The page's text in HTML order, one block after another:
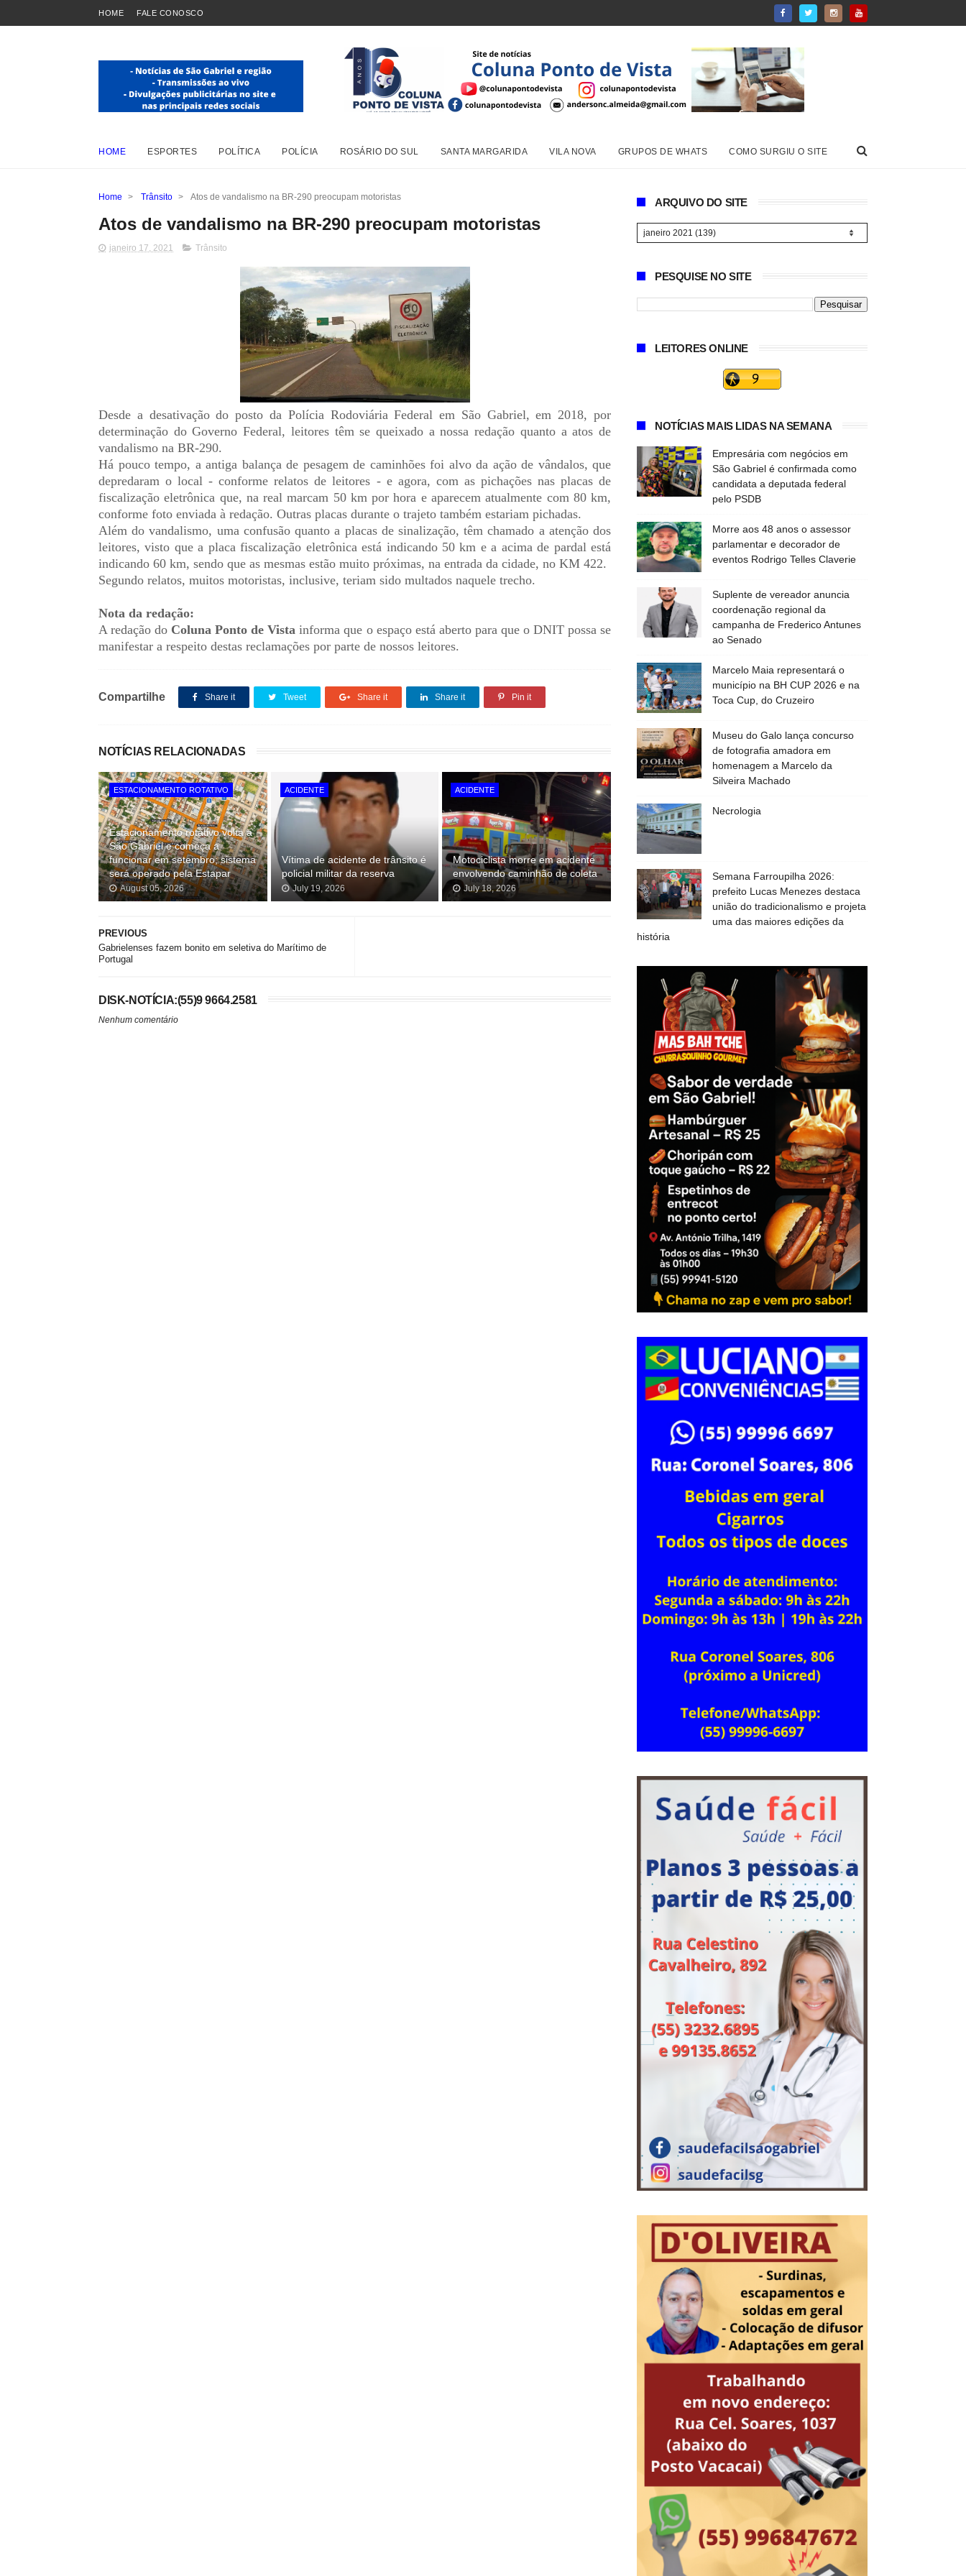
HOME FALE CONOSCO
HOME ESPORTES POLÍTICA POLÍCIA ROSÁRIO DO SUL SANTA MARGARIDA VILA NOVA GRUPOS DE WHATS COMO SURGIU O SITE
Home > Trânsito > Atos de vandalismo na BR-290 preocupam motoristas
Atos de vandalismo na BR-290 preocupam motoristas
janeiro 17, 2021 Trânsito
Desde a desativação do posto da Polícia Rodoviária Federal em São Gabriel, em 2018, por
determinação do Governo Federal, leitores têm se queixado a nossa redação quanto a atos de
vandalismo na BR-290.
Há pouco tempo, a antiga balança de pesagem de caminhões foi alvo da ação de vândalos, que
depredaram o local - conforme relatos de leitores - e agora, com as pichações nas placas de
fiscalização eletrônica que, na real marcam 50 km por hora e aparecem atualmente com 80 km,
conforme foto enviada à redação. Outras placas durante o trajeto também estariam pichadas.
Além do vandalismo, uma confusão quanto a placas de sinalização, têm chamado a atenção dos
leitores, visto que a placa fiscalização eletrônica está indicando 50 km e a acima de pardal está
indicando 60 km, sendo que as mesmas estão muito próximas, na entrada da cidade, no KM 422.
Segundo relatos, muitos motoristas, inclusive, teriam sido multados naquele trecho.
Nota da redação:
A redação do Coluna Ponto de Vista informa que o espaço está aberto para que o DNIT possa se
manifestar a respeito destas reclamações por parte de nossos leitores.
Compartilhe Share it Tweet Share it Share it Pin it
NOTÍCIAS RELACIONADAS
ESTACIONAMENTO ROTATIVO
Estacionamento rotativo volta a
São Gabriel e começa a
funcionar em setembro; sistema
será operado pela Estapar
August 05, 2026
ACIDENTE
Vítima de acidente de trânsito é
policial militar da reserva
July 19, 2026
ACIDENTE
Motociclista morre em acidente
envolvendo caminhão de coleta
July 18, 2026
PREVIOUS
Gabrielenses fazem bonito em seletiva do Marítimo de
Portugal
DISK-NOTÍCIA:(55)9 9664.2581
Nenhum comentário
ARQUIVO DO SITE
PESQUISE NO SITE
LEITORES ONLINE
NOTÍCIAS MAIS LIDAS NA SEMANA
Empresária com negócios em
São Gabriel é confirmada como
candidata a deputada federal
pelo PSDB
Morre aos 48 anos o assessor
parlamentar e decorador de
eventos Rodrigo Telles Claverie
Suplente de vereador anuncia
coordenação regional da
campanha de Frederico Antunes
ao Senado
Marcelo Maia representará o
município na BH CUP 2026 e na
Toca Cup, do Cruzeiro
Museu do Galo lança concurso
de fotografia amadora em
homenagem a Marcelo da
Silveira Machado
Necrologia
Semana Farroupilha 2026:
prefeito Lucas Menezes destaca
união do tradicionalismo e projeta
uma das maiores edições da
história